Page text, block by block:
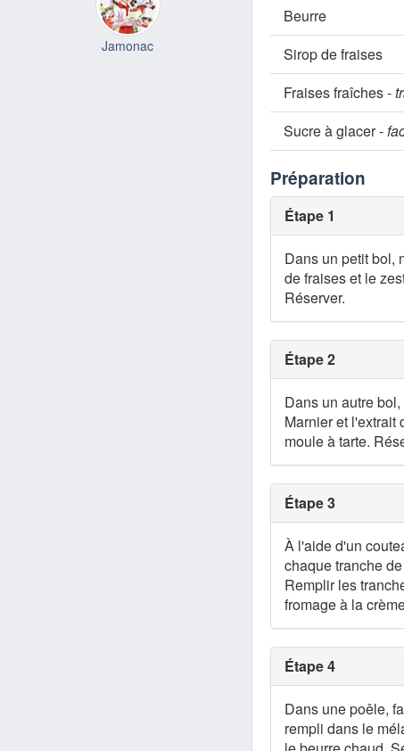
Beurre
Sirop de fraises
Fraises fraîches -
Sucre à glacer -
Préparation
Étape 1
Dans un petit bol,
de fraises et le
Réserver.
Étape 2
Dans un autre
Marnier et l'extrait
moule à tarte.
Étape 3
À l'aide d'un
chaque tranche
Remplir les
fromage à la
Étape 4
Dans une poêle,
rempli dans le
Jamonac